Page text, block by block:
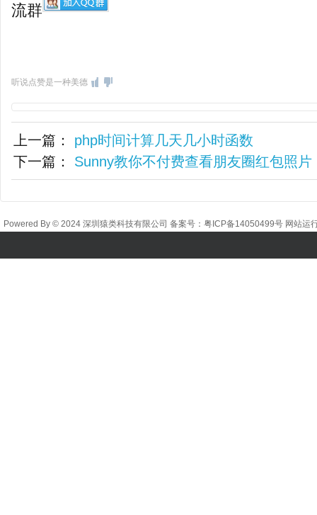
流群
听说点赞是一种美德
上一篇： php时间计算几天几小时函数
下一篇： Sunny教你不付费查看朋友圈红包照片
Powered By © 2024 深圳猿类科技有限公司 备案号： 粤ICP备14050499号 网站运